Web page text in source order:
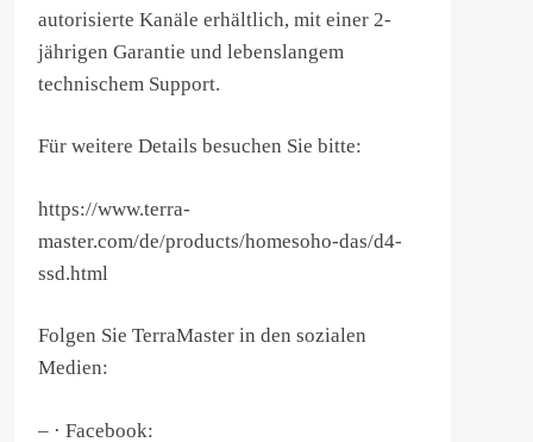
autorisierte Kanäle erhältlich, mit einer 2-
jährigen Garantie und lebenslangem
technischem Support.
Für weitere Details besuchen Sie bitte:
https://www.terra-
master.com/de/products/homesoho-das/d4-
ssd.html
Folgen Sie TerraMaster in den sozialen
Medien:
– · Facebook: